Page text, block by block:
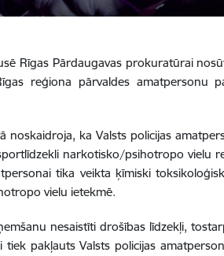
Rīgas Pārdaugavas prokuratūrai
reģiona pārvaldes amatpersonu
noskaidroja, ka Valsts policijas
narkotisko/psihotropo vielu
tika veikta ķīmiski
vielu ietekmē.
nesaistīti drošības līdzekļi,
pakļauts Valsts policijas